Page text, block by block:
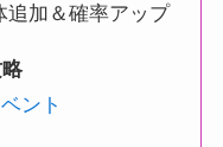
追加＆確率アップ
ント